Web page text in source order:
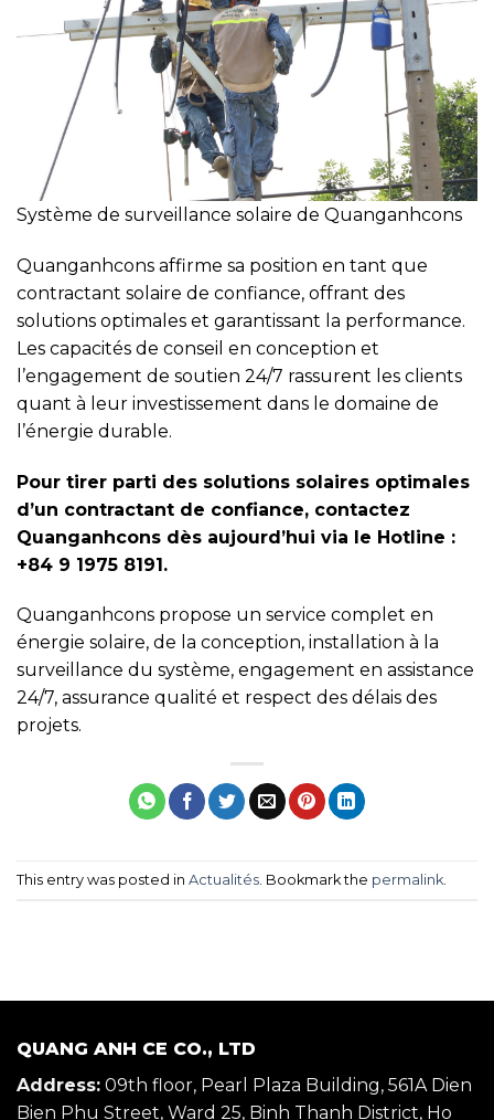
Système de surveillance solaire de Quanganhcons
Quanganhcons affirme sa position en tant que
contractant solaire de confiance, offrant des
solutions optimales et garantissant la performance.
Les capacités de conseil en conception et
l’engagement de soutien 24/7 rassurent les clients
quant à leur investissement dans le domaine de
l’énergie durable.
Pour tirer parti des solutions solaires optimales
d’un contractant de confiance, contactez
Quanganhcons dès aujourd’hui via le Hotline :
+84 9 1975 8191.
Quanganhcons propose un service complet en
énergie solaire, de la conception, installation à la
surveillance du système, engagement en assistance
24/7, assurance qualité et respect des délais des
projets.
This entry was posted in Actualités . Bookmark the permalink
QUANG ANH CE CO., LTD
Address: 09th floor, Pearl Plaza Building, 561A Dien
Bien Phu Street, Ward 25, Binh Thanh District, Ho